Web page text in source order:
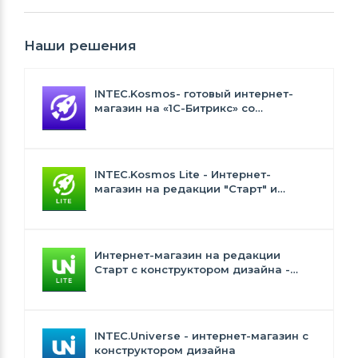
Наши решения
INTEC.Kosmos- готовый интернет-
магазин на «1С-Битрикс» со
INTEC.Kosmos Lite - Интернет-
магазин на редакции "Старт" и
Интернет-магазин на редакции
Старт с конструктором дизайна -
INTEC.Universe - интернет-магазин с
конструктором дизайна